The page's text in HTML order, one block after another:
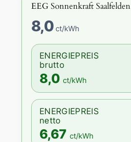
EEG Sonnenkraft Saalfelden
8,0 ct/kWh
ENERGIEPREIS
brutto
8,0ct/kWh
ENERGIEPREIS
netto
6,67ct/kWh